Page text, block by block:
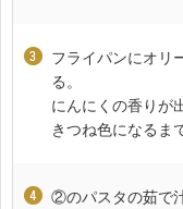
フライパンにオリ
る。
にんにくの香りが
きつね色になるま
②のパスタの茹で